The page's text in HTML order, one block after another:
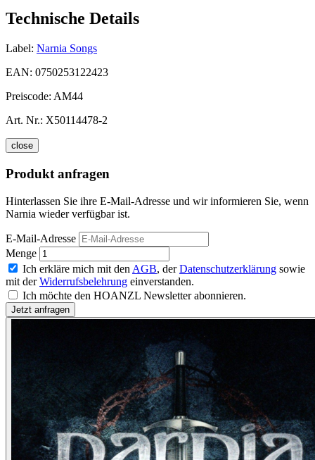
Technische Details
Label: Narnia Songs
EAN: 0750253122423
Preiscode: AM44
Art. Nr.: X50114478-2
close
Produkt anfragen
Hinterlassen Sie ihre E-Mail-Adresse und wir informieren Sie, wenn
Narnia wieder verfügbar ist.
E-Mail-Adresse
Menge
Ich erkläre mich mit den AGB, derDatenschutzerklärung sowie
mit derWiderrufsbelehrung einverstanden.
Ich möchte den HOANZL Newsletter abonnieren.